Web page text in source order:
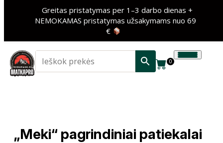
0
„Meki“ pagrindiniai patiekalai
Greitas pristatymas per 1–3 darbo dienas +
NEMOKAMAS pristatymas užsakymams nuo 69
€